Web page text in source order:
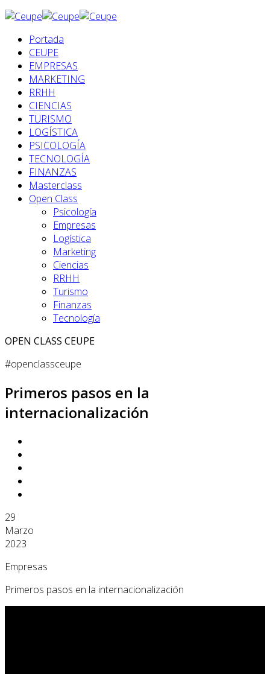
Portada
CEUPE
EMPRESAS
MARKETING
RRHH
CIENCIAS
TURISMO
LOGÍSTICA
PSICOLOGÍA
TECNOLOGÍA
FINANZAS
Masterclass
Open Class
Psicología
Empresas
Logística
Marketing
Ciencias
RRHH
Turismo
Finanzas
Tecnología
OPEN CLASS CEUPE
#openclassceupe
Primeros pasos en la
internacionalización
29
Marzo
2023
Empresas
Primeros pasos en la internacionalización